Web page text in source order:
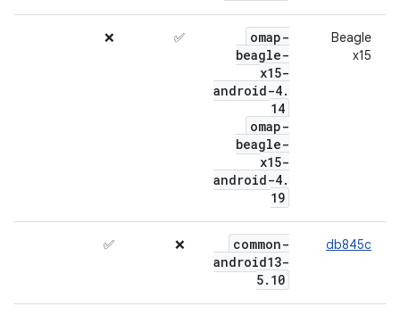
Beagle
x15
omap-
beagle-
x15-
android-4.
14
omap-
beagle-
x15-
android-4.
19
✅
❌
db845c
common-
android13-
5. 10
❌
✅